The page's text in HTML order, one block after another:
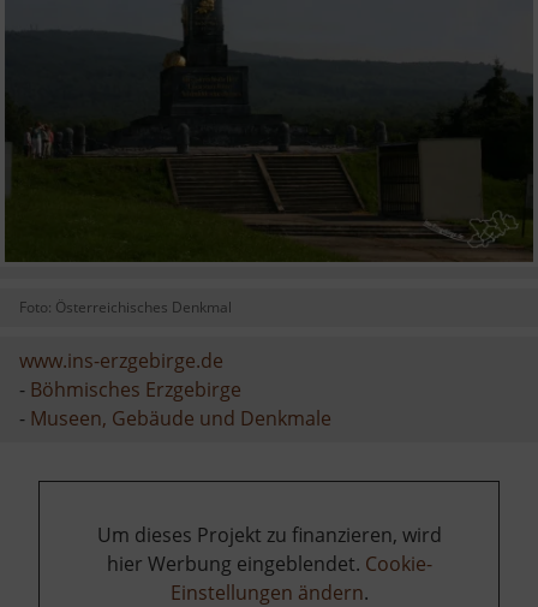
Foto: Österreichisches Denkmal
www.ins-erzgebirge.de
- Böhmisches Erzgebirge
- Museen, Gebäude und Denkmale
Um dieses Projekt zu finanzieren, wird
hier Werbung eingeblendet. Cookie-
Einstellungen ändern.